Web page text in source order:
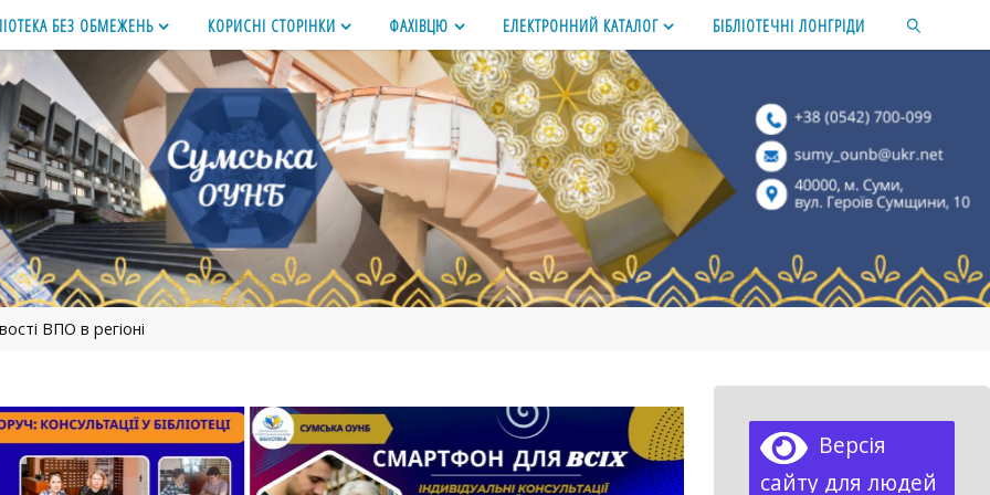
БЕЗ ОБМЕЖЕНЬ КОРИСНІ СТОРІНКИ ФАХІВЦЮ ЕЛЕКТРОННИЙ КАТАЛОГ БІБЛІОТЕЧНІ ЛОНГРІДИ
ВПО в регіоні
Версія
сайту для людей